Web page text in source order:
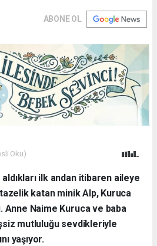
ABONE OL
Oku)
aldıkları ilk andan itibaren aileye
katan minik Alp, Kuruca
Anne Naime Kuruca ve baba
mutluluğu sevdikleriyle
yaşıyor.